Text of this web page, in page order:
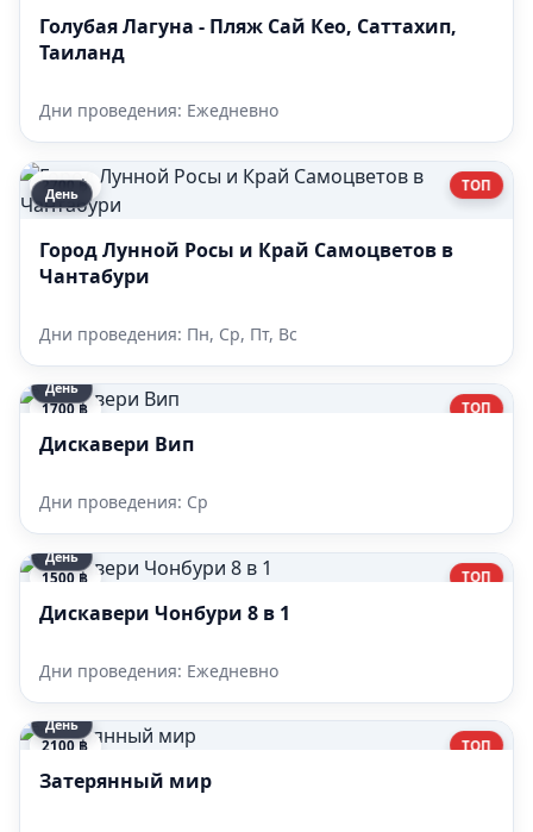
Голубая Лагуна - Пляж Сай Кео, Саттахип,
Таиланд
Дни проведения: Ежедневно
2700 ฿ ТОП
День
Город Лунной Росы и Край Самоцветов в
Чантабури
Дни проведения: Пн, Ср, Пт, Вс
1700 ฿ ТОП
День
Дискавери Вип
Дни проведения: Ср
1500 ฿ ТОП
День
Дискавери Чонбури 8 в 1
Дни проведения: Ежедневно
2100 ฿ ТОП
День
Затерянный мир